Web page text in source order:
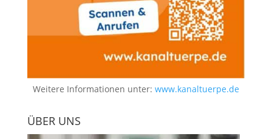
Weitere Informationen unter: www.kanaltuerpe.de
ÜBER UNS